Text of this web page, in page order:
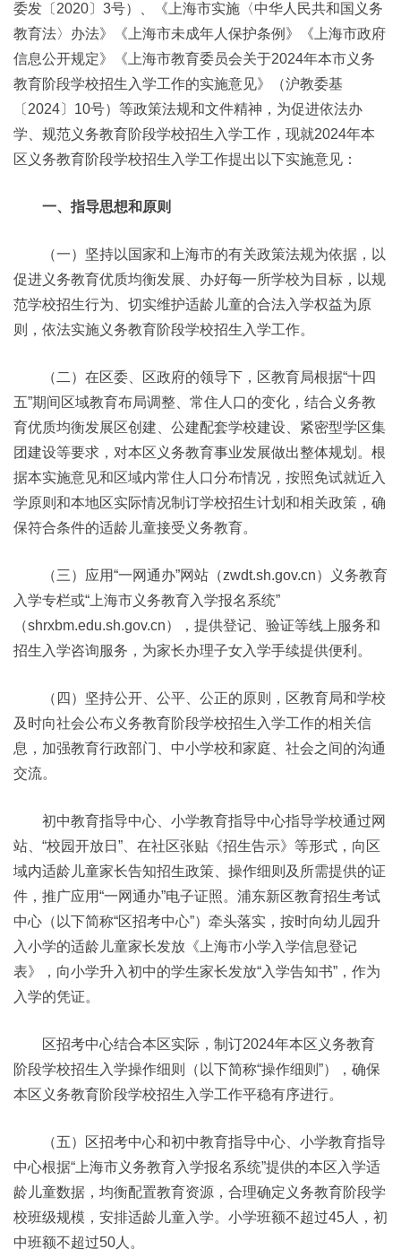
委发〔2020〕3号）、《上海市实施〈中华人民共和国义务
教育法〉办法》《上海市未成年人保护条例》《上海市政府
信息公开规定》《上海市教育委员会关于2024年本市义务
教育阶段学校招生入学工作的实施意见》（沪教委基
〔2024〕10号）等政策法规和文件精神，为促进依法办
学、规范义务教育阶段学校招生入学工作，现就2024年本
区义务教育阶段学校招生入学工作提出以下实施意见：
一、指导思想和原则
（一）坚持以国家和上海市的有关政策法规为依据，以
促进义务教育优质均衡发展、办好每一所学校为目标，以规
范学校招生行为、切实维护适龄儿童的合法入学权益为原
则，依法实施义务教育阶段学校招生入学工作。
（二）在区委、区政府的领导下，区教育局根据“十四
五”期间区域教育布局调整、常住人口的变化，结合义务教
育优质均衡发展区创建、公建配套学校建设、紧密型学区集
团建设等要求，对本区义务教育事业发展做出整体规划。根
据本实施意见和区域内常住人口分布情况，按照免试就近入
学原则和本地区实际情况制订学校招生计划和相关政策，确
保符合条件的适龄儿童接受义务教育。
（三）应用“一网通办”网站（zwdt.sh.gov.cn）义务教育
入学专栏或“上海市义务教育入学报名系统”
（shrxbm.edu.sh.gov.cn），提供登记、验证等线上服务和
招生入学咨询服务，为家长办理子女入学手续提供便利。
（四）坚持公开、公平、公正的原则，区教育局和学校
及时向社会公布义务教育阶段学校招生入学工作的相关信
息，加强教育行政部门、中小学校和家庭、社会之间的沟通
交流。
初中教育指导中心、小学教育指导中心指导学校通过网
站、“校园开放日”、在社区张贴《招生告示》等形式，向区
域内适龄儿童家长告知招生政策、操作细则及所需提供的证
件，推广应用“一网通办”电子证照。浦东新区教育招生考试
中心（以下简称“区招考中心”）牵头落实，按时向幼儿园升
入小学的适龄儿童家长发放《上海市小学入学信息登记
表》，向小学升入初中的学生家长发放“入学告知书”，作为
入学的凭证。
区招考中心结合本区实际，制订2024年本区义务教育
阶段学校招生入学操作细则（以下简称“操作细则”），确保
本区义务教育阶段学校招生入学工作平稳有序进行。
（五）区招考中心和初中教育指导中心、小学教育指导
中心根据“上海市义务教育入学报名系统”提供的本区入学适
龄儿童数据，均衡配置教育资源，合理确定义务教育阶段学
校班级规模，安排适龄儿童入学。小学班额不超过45人，初
中班额不超过50人。